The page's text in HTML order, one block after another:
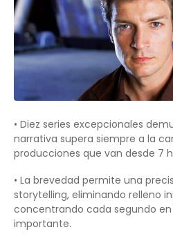
• Diez series excepcionales
narrativa supera siempre a la
producciones que van desde 7
• La brevedad permite una
storytelling, eliminando relleno
concentrando cada segundo
importante.